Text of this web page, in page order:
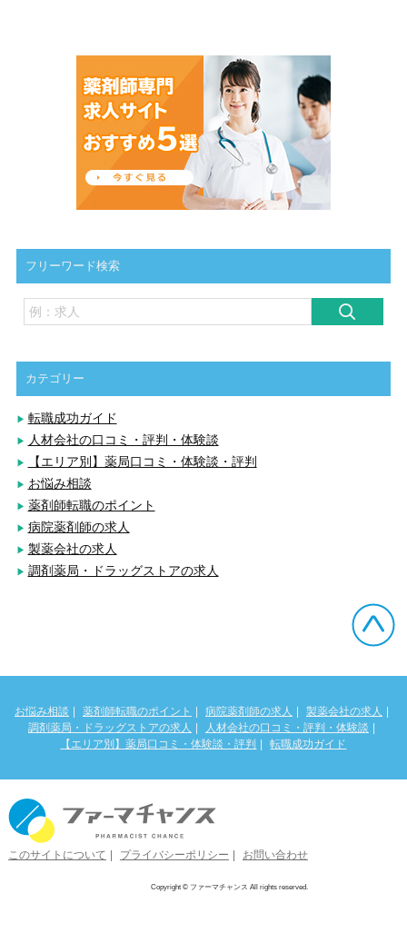
フリーワード検索
カテゴリー
転職成功ガイド
人材会社の口コミ・評判・体験談
【エリア別】薬局口コミ・体験談・評判
お悩み相談
薬剤師転職のポイント
病院薬剤師の求人
製薬会社の求人
調剤薬局・ドラッグストアの求人
お悩み相談 薬剤師転職のポイント 病院薬剤師の求人
製薬会社の求人
調剤薬局・ドラッグストアの求人
人材会社の口コミ・評判・体験談
【エリア別】薬局口コミ・体験談・評判
転職成功ガイド
このサイトについて プライバシーポリシー お問い合わせ
Copyright © ファーマチャンス All rights reserved.